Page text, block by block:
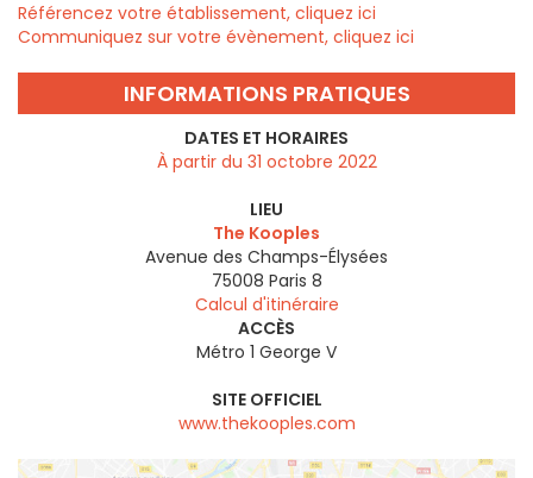
Référencez votre établissement, cliquez ici
Communiquez sur votre évènement, cliquez ici
INFORMATIONS PRATIQUES
DATES ET HORAIRES
À partir du 31 octobre 2022
LIEU
The Kooples
Avenue des Champs-Élysées
75008 Paris 8
Calcul d'itinéraire
ACCÈS
Métro 1 George V
SITE OFFICIEL
www.thekooples.com